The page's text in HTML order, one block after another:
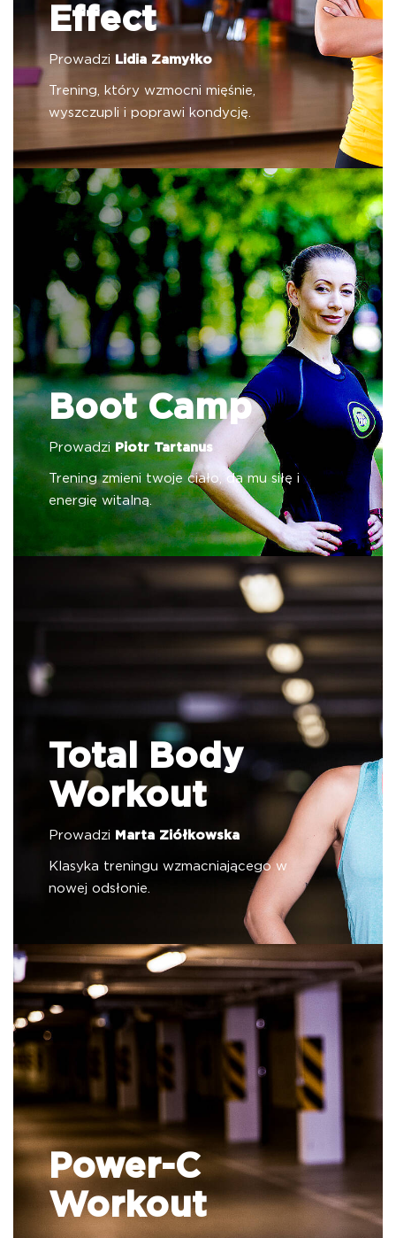
Effect
Prowadzi Lidia Zamyłko
Trening, który wzmocni mięśnie,
wyszczupli i poprawi kondycję.
Boot Camp
Prowadzi Piotr Tartanus
Trening zmieni twoje ciało, da mu siłę i
energię witalną.
Total Body
Workout
Prowadzi Marta Ziółkowska
Klasyka treningu wzmacniającego w
nowej odsłonie.
Power-C
Workout